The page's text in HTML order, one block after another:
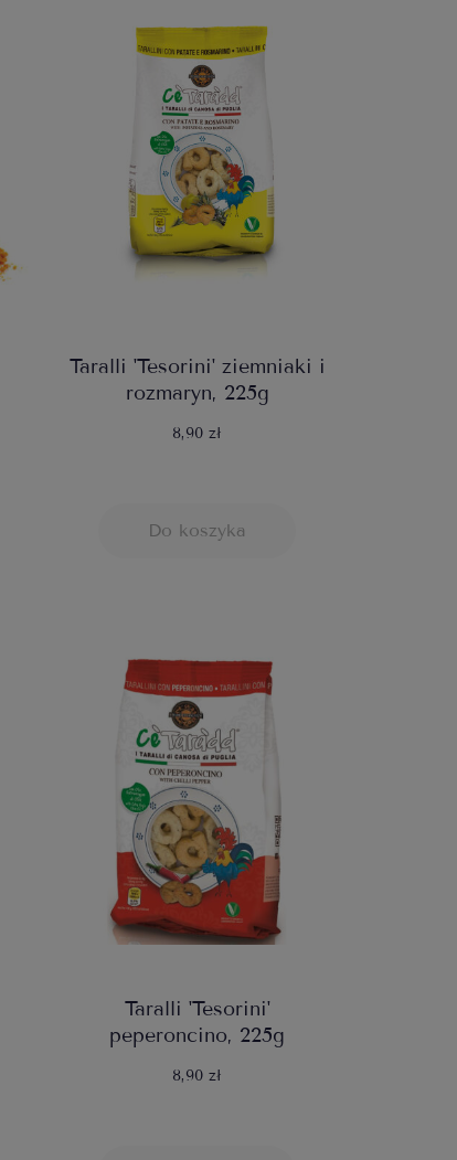
Taralli 'Tesorini' ziemniaki i
rozmaryn, 225g
8,90 zł
Do koszyka
Taralli 'Tesorini'
peperoncino, 225g
8,90 zł